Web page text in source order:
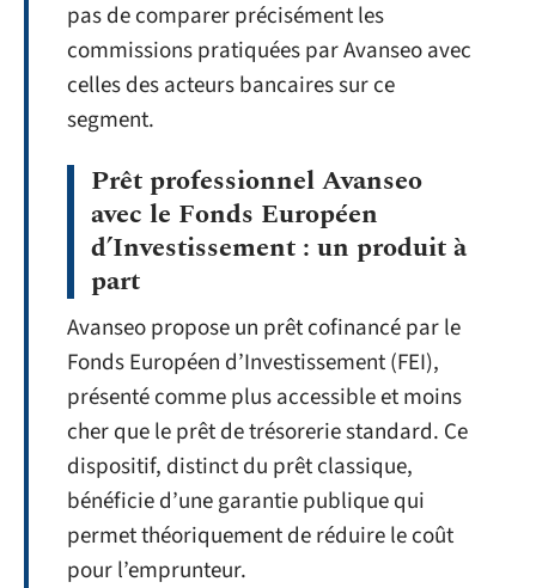
pas de comparer précisément les
commissions pratiquées par Avanseo avec
celles des acteurs bancaires sur ce
segment.
Prêt professionnel Avanseo
avec le Fonds Européen
d’Investissement : un produit à
part
Avanseo propose un prêt cofinancé par le
Fonds Européen d’Investissement (FEI),
présenté comme plus accessible et moins
cher que le prêt de trésorerie standard. Ce
dispositif, distinct du prêt classique,
bénéficie d’une garantie publique qui
permet théoriquement de réduire le coût
pour l’emprunteur.